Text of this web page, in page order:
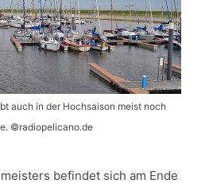
auch in der Hochsaison meist noch
©radiopelicano.de
befindet sich am Ende